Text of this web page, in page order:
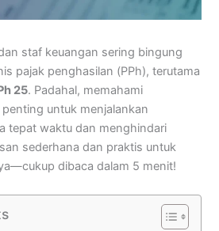
staf keuangan sering bingung
pajak penghasilan (PPh), terutama
25. Padahal, memahami
untuk menjalankan
tepat waktu dan menghindari
sederhana dan praktis untuk
dibaca dalam 5 menit!